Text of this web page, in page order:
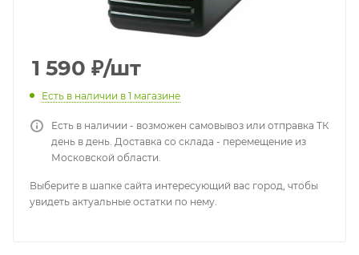
1 590 ₽/шт
Есть в наличии в 1 магазине
Есть в наличии - возможен самовывоз или отправка ТК
день в день. Доставка со склада - перемещение из
Московской области.
Выберите в шапке сайта интересующий вас город, чтобы
увидеть актуальные остатки по нему.